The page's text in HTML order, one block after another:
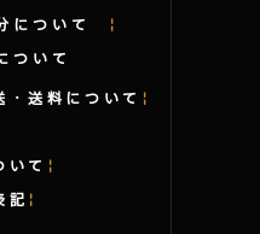
について
ついて
・送料について
いて
記